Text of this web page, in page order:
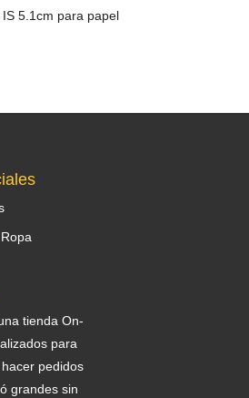
5.1cm para papel
tienda On-
para
pedidos
grandes sin